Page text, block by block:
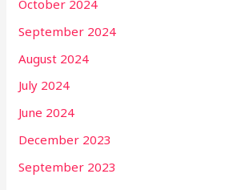
October 2024
September 2024
August 2024
July 2024
June 2024
December 2023
September 2023